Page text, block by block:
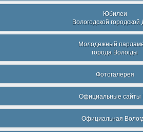
Юбилеи
Вологодской
Молодежный
города Вологды
Фотогалерея
Официальные сайты
Официальная